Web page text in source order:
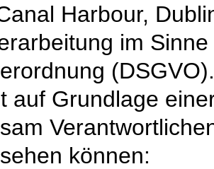
Harbour,
im
auf Grundlage
können: